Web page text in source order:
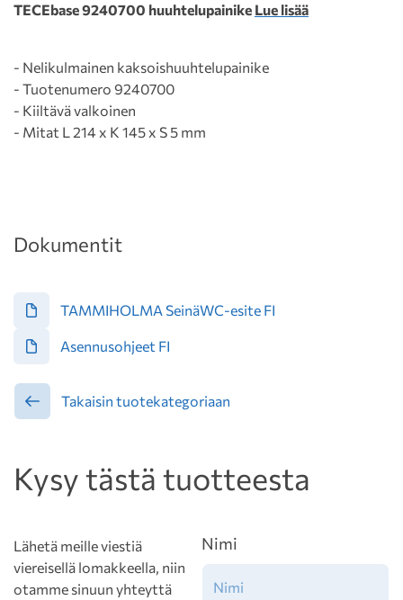
TECEbase 9240700 huuhtelupainike Lue lisää
- Nelikulmainen kaksoishuuhtelupainike
- Tuotenumero 9240700
- Kiiltävä valkoinen
- Mitat L 214 x K 145 x S 5 mm
Dokumentit
TAMMIHOLMA SeinäWC-esite FI
Asennusohjeet FI
Takaisin tuotekategoriaan
Kysy tästä tuotteesta
Lähetä meille viestiä
viereisellä lomakkeella, niin
otamme sinuun yhteyttä
Nimi